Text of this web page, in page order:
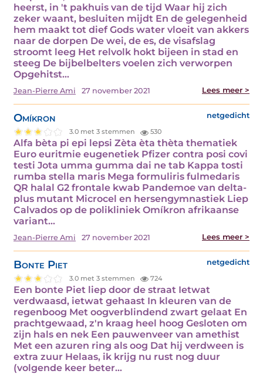
heerst, in 't pakhuis van de tijd Waar hij zich
zeker waant, besluiten mijdt En de gelegenheid
hem maakt tot dief Gods water vloeit van akkers
naar de dorpen De wei, de es, de visafslag
stroomt leeg Het relvolk hokt bijeen in stad en
steeg De bijbelbelters voelen zich verworpen
Opgehitst…
Jean-Pierre Ami 27 november 2021 Lees meer >
Omíkron netgedicht
3.0 met 3 stemmen 530
Alfa bèta pi epi lepsi Zèta èta thèta thematiek
Euro euritmie eugenetiek Pfizer contra posi covi
testi Jota umma gumma dai ne tab Kappa tosti
rumba stella maris Mega formuliris fulmedaris
QR halal G2 frontale kwab Pandemoe van delta-
plus mutant Microcel en hersengymnastiek Liep
Calvados op de polikliniek Omíkron afrikaanse
variant…
Jean-Pierre Ami 27 november 2021 Lees meer >
Bonte Piet netgedicht
3.0 met 3 stemmen 724
Een bonte Piet liep door de straat Ietwat
verdwaasd, ietwat gehaast In kleuren van de
regenboog Met oogverblindend zwart gelaat En
prachtgewaad, z'n kraag heel hoog Gesloten om
zijn hals en nek Een pauwenveer van amethist
Met een azuren ring als oog Dat hij verdween is
extra zuur Helaas, ik krijg nu rust nog duur
(volgende keer beter…